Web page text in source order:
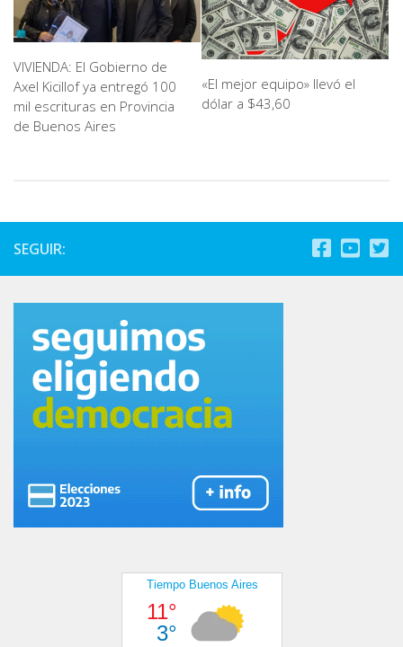
VIVIENDA: El Gobierno de
Axel Kicillof ya entregó 100
mil escrituras en Provincia
de Buenos Aires
«El mejor equipo» llevó el
dólar a $43,60
SEGUIR: